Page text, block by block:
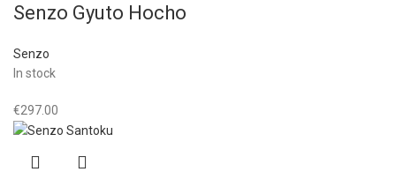
Senzo Gyuto Hocho
Senzo
In stock
€297.00